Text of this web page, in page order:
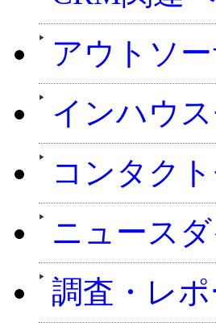
アウトソ
インハウ
コンタク
ニュース
調査・レ